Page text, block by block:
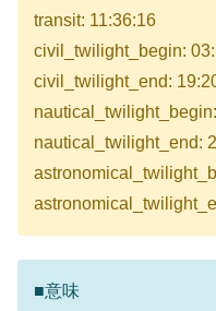
transit: 11:36:16
civil_twilight_begin:
civil_twilight_end:
nautical_twilight_end:
■意味